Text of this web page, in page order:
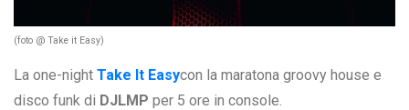
(foto @ Take it Easy)
La one-night Take It Easycon la maratona groovy house e
disco funk di DJLMP per 5 ore in console.